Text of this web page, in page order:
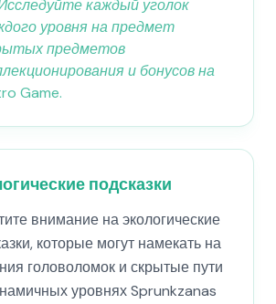
каждый уголок
уровня на предмет
предметов
и бонусов на
Game.
подсказки
внимание на экологические
которые могут намекать на
головоломок и скрытые пути
уровнях Sprunkzanas